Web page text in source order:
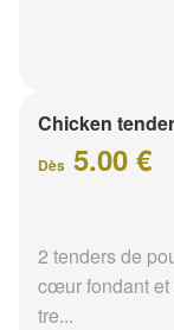
Chicken
Dès 5.00 €
2 tenders de
cœur fondant et
tre...